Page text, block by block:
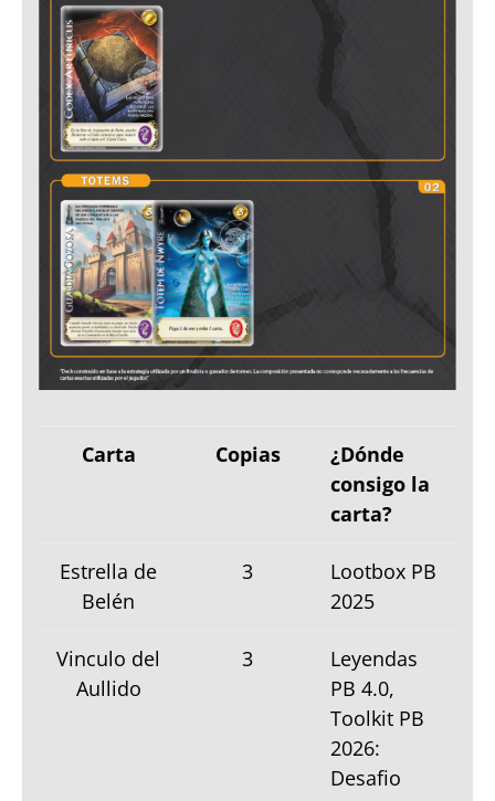
Carta Copias
¿Dónde
consigo la
carta?
Estrella de
Belén
3
Lootbox PB
2025
Vinculo del
Aullido
3
Leyendas
PB 4.0,
Toolkit PB
2026:
Desafio